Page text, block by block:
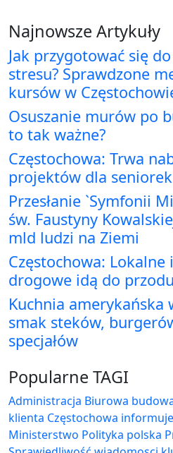
Najnowsze Artykuły
Jak przygotować się
stresu? Sprawdzone
kursów w
Osuszanie murów po
to tak ważne?
Częstochowa: Trwa
projektów dla
Przesłanie `Symfonii
św. Faustyny
mld ludzi na Ziemi
Częstochowa: Lokalne
drogowe idą do przodu
Kuchnia amerykańska
smak steków,
specjałów
Popularne TAGI
Administracja Biurowa
klienta Częstochowa informuje
Ministerstwo Polityka polska